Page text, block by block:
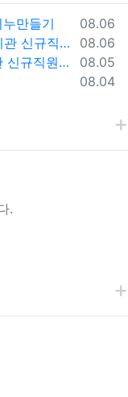
등록일
08.06
만들기
등록일
08.06
) 채용 재공고
등록일
08.05
2026년 영암군장애인종합복지관 신규직원(팀원) 채용 재공고 결과
등록일
08.04
.